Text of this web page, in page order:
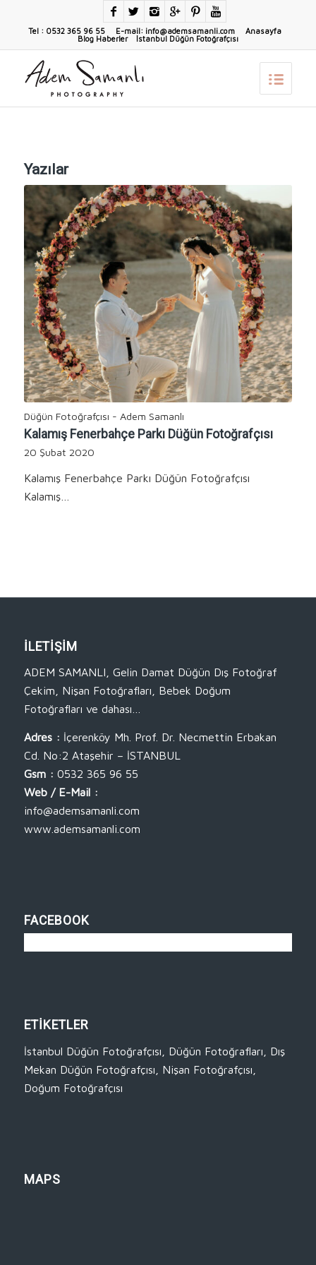
Tel : 0532 365 96 55 E-mail: info@ademsamanli.com Anasayfa
Blog Haberler
İstanbul Düğün Fotoğrafçısı
Yazılar
Düğün Fotoğrafçısı - Adem Samanlı
Kalamış Fenerbahçe Parkı Düğün Fotoğrafçısı
20 Şubat 2020
Kalamış Fenerbahçe Parkı Düğün Fotoğrafçısı
Kalamış…
İLETİŞİM
ADEM SAMANLI, Gelin Damat Düğün Dış Fotoğraf
Çekim, Nişan Fotoğrafları, Bebek Doğum
Fotoğrafları ve dahası…
Adres : İçerenköy Mh. Prof. Dr. Necmettin Erbakan
Cd. No:2 Ataşehir – İSTANBUL
Gsm : 0532 365 96 55
Web / E-Mail :
info@ademsamanli.com
www.ademsamanli.com
FACEBOOK
ETİKETLER
İstanbul Düğün Fotoğrafçısı Düğün Fotoğrafları
Dış
Mekan Düğün Fotoğrafçısı
Nişan Fotoğrafçısı
Doğum Fotoğrafçısı
MAPS